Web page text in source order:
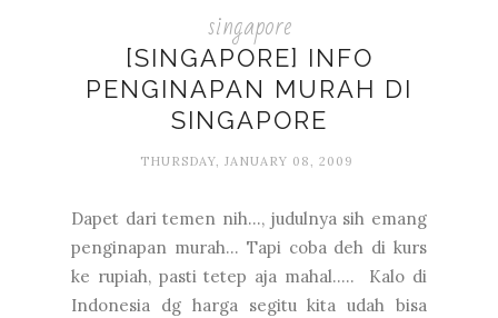
singapore
[SINGAPORE] INFO
PENGINAPAN MURAH DI
SINGAPORE
THURSDAY, JANUARY 08, 2009
Dapet dari temen nih..., judulnya sih emang
penginapan murah... Tapi coba deh di kurs
ke rupiah, pasti tetep aja mahal..... Kalo di
Indonesia dg harga segitu kita udah bisa